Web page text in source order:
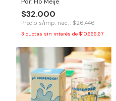
$32.000
Precio s/imp. nac. : $26.446
3 cuotas sin interés de $10.666,67